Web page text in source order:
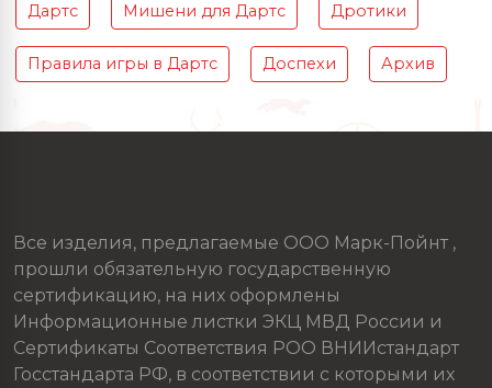
Дартс Мишени для Дартс Дротики
Правила игры в Дартс Доспехи Архив
Все изделия, предлагаемые ООО Марк-Пойнт ,
прошли обязательную государственную
сертификацию, на них оформлены
Информационные листки ЭКЦ МВД России и
Сертификаты Соответствия РОО ВНИИстандарт
Госстандарта РФ, в соответствии с которыми их